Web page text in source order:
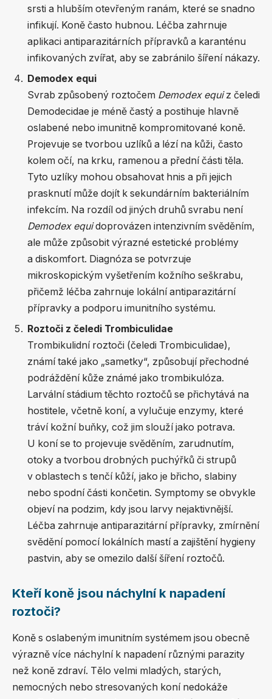
srsti a hlubším otevřeným ranám, které se snadno
infikují. Koně často hubnou. Léčba zahrnuje
aplikaci antiparazitárních přípravků a karanténu
infikovaných zvířat, aby se zabránilo šíření nákazy.
Demodex equi
Svrab způsobený roztočem Demodex equiz čeledi
Demodecidae je méně častý a postihuje hlavně
oslabené nebo imunitně kompromitované koně.
Projevuje se tvorbou uzlíků a lézí na kůži, často
kolem očí, na krku, ramenou a přední části těla.
Tyto uzlíky mohou obsahovat hnis a při jejich
prasknutí může dojít k sekundárním bakteriálním
infekcím. Na rozdíl od jiných druhů svrabu není
Demodex equidoprovázen intenzivním svěděním,
ale může způsobit výrazné estetické problémy
a diskomfort. Diagnóza se potvrzuje
mikroskopickým vyšetřením kožního seškrabu,
přičemž léčba zahrnuje lokální antiparazitární
přípravky a podporu imunitního systému.
Roztoči z čeledi Trombiculidae
Trombikulidní roztoči (čeledi Trombiculidae),
známí také jako „sametky“, způsobují přechodné
podráždění kůže známé jako trombikulóza.
Larvální stádium těchto roztočů se přichytává na
hostitele, včetně koní, a vylučuje enzymy, které
tráví kožní buňky, což jim slouží jako potrava.
U koní se to projevuje svěděním, zarudnutím,
otoky a tvorbou drobných puchýřků či strupů
v oblastech s tenčí kůží, jako je břicho, slabiny
nebo spodní části končetin. Symptomy se obvykle
objeví na podzim, kdy jsou larvy nejaktivnější.
Léčba zahrnuje antiparazitární přípravky, zmírnění
svědění pomocí lokálních mastí a zajištění hygieny
pastvin, aby se omezilo další šíření roztočů.
Kteří koně jsou náchylní k napadení
roztoči?
Koně s oslabeným imunitním systémem jsou obecně
výrazně více náchylní k napadení různými parazity
než koně zdraví. Tělo velmi mladých, starých,
nemocných nebo stresovaných koní nedokáže